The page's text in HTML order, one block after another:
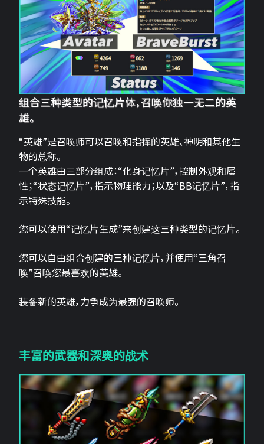
组合三种类型的记忆片体，召唤你独一无二的英
雄。
“英雄”是召唤师可以召唤和指挥的英雄、神明和其他生
物的总称。
一个英雄由三部分组成：“化身记忆片”，控制外观和属
性；“状态记忆片”，指示物理能力；以及“BB记忆片”，指
示特殊技能。
您可以使用“记忆片生成”来创建这三种类型的记忆片。
您可以自由组合创建的三种记忆片，并使用“三角召
唤”召唤您最喜欢的英雄。
装备新的英雄，力争成为最强的召唤师。
丰富的武器和深奥的战术